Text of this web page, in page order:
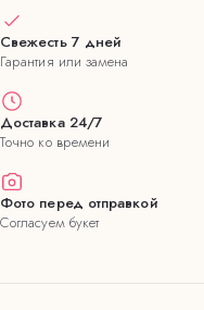
Свежесть 7 дней
Гарантия или замена
Доставка 24/7
Точно ко времени
Фото перед отправкой
Согласуем букет